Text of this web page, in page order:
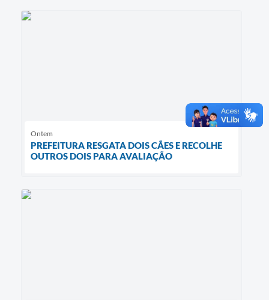
Ontem
PREFEITURA RESGATA DOIS CÃES E RECOLHE
OUTROS DOIS PARA AVALIAÇÃO